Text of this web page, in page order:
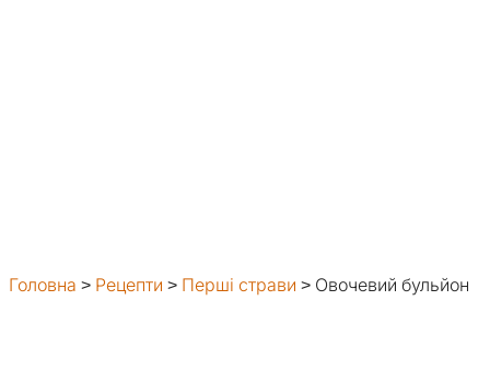
Головна > Рецепти > Перші страви > Овочевий бульйон